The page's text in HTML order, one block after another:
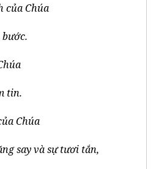
của Chúa
bước.
tin.
Chúa
say và sự tươi tắn,